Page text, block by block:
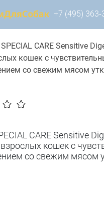
+7 (495) 363-
SPECIAL CARE Sensitive
кошек с
со свежим мясом
CARE Sensitive
кошек с
со свежим мясом